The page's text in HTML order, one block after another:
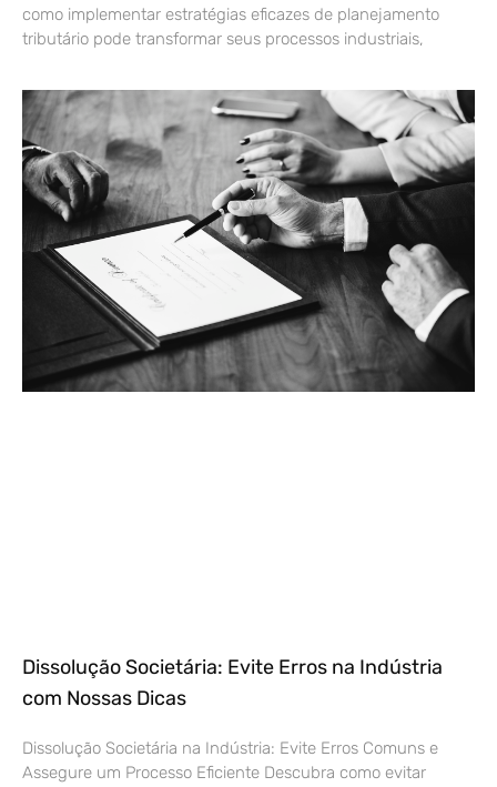
como implementar estratégias eficazes de planejamento
tributário pode transformar seus processos industriais,
Dissolução Societária: Evite Erros na Indústria
com Nossas Dicas
Dissolução Societária na Indústria: Evite Erros Comuns e
Assegure um Processo Eficiente Descubra como evitar